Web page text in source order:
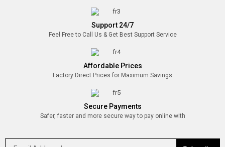
Support 24/7
Feel Free to Call Us & Get Best Support Service
Affordable Prices
Factory Direct Prices for Maximum Savings
Secure Payments
Safer, faster and more secure way to pay online with